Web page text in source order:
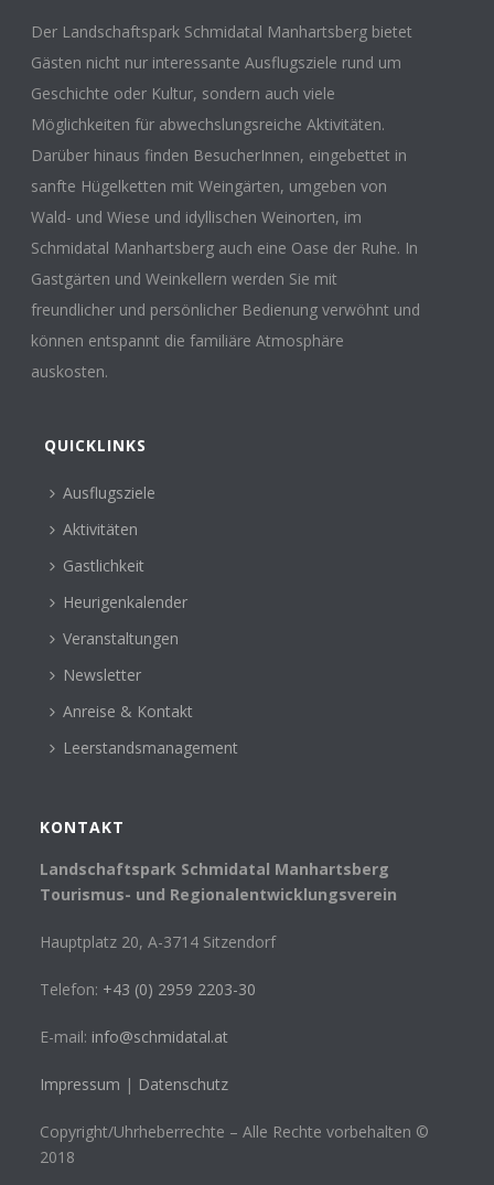
Der Landschaftspark Schmidatal Manhartsberg bietet
Gästen nicht nur interessante Ausflugsziele rund um
Geschichte oder Kultur, sondern auch viele
Möglichkeiten für abwechslungsreiche Aktivitäten.
Darüber hinaus finden BesucherInnen, eingebettet in
sanfte Hügelketten mit Weingärten, umgeben von
Wald- und Wiese und idyllischen Weinorten, im
Schmidatal Manhartsberg auch eine Oase der Ruhe. In
Gastgärten und Weinkellern werden Sie mit
freundlicher und persönlicher Bedienung verwöhnt und
können entspannt die familiäre Atmosphäre
auskosten.
QUICKLINKS
Ausflugsziele
Aktivitäten
Gastlichkeit
Heurigenkalender
Veranstaltungen
Newsletter
Anreise & Kontakt
Leerstandsmanagement
KONTAKT
Landschaftspark Schmidatal Manhartsberg
Tourismus- und Regionalentwicklungsverein
Hauptplatz 20, A-3714 Sitzendorf
Telefon: +43 (0) 2959 2203-30
E-mail: info@schmidatal.at
Impressum | Datenschutz
Copyright/Uhrheberrechte – Alle Rechte vorbehalten ©
2018